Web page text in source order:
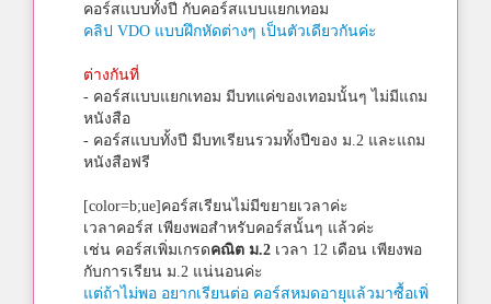
คอร์สแบบทั้งปี กับคอร์สแบบแยกเทอม
คลิป VDO แบบฝึกหัดต่างๆ เป็นตัวเดียวกันค่ะ
ต่างกันที่
- คอร์สแบบแยกเทอม มีบทแค่ของเทอมนั้นๆ ไม่มีแถม
หนังสือ
- คอร์สแบบทั้งปี มีบทเรียนรวมทั้งปีของ ม.2 และแถม
หนังสือฟรี
[color=b;ue]คอร์สเรียนไม่มีขยายเวลาค่ะ
เวลาคอร์ส เพียงพอสำหรับคอร์สนั้นๆ แล้วค่ะ
เช่น คอร์สเพิ่มเกรดคณิต ม.2 เวลา 12 เดือน เพียงพอ
กับการเรียน ม.2 แน่นอนค่ะ
แต่ถ้าไม่พอ อยากเรียนต่อ คอร์สหมดอายุแล้วมาซื้อเพิ่